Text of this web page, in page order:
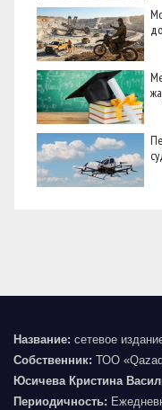
Название: сетевое
Собственник: ТОО
Юсичева Кристина
Периодичность: